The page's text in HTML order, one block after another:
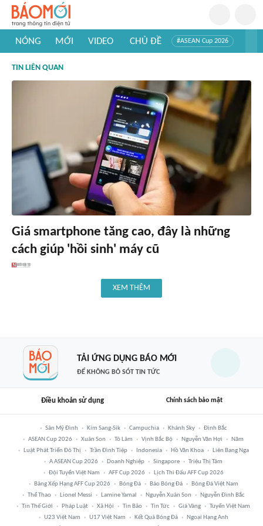
NÓNG MỚI VIDEO CHỦ ĐỀ #ASEAN Cup 2026
#Khám phá thế giới
TIN LIÊN QUAN
Giá smartphone tăng cao, đây là những
cách giúp 'hồi sinh' máy cũ
XEM THÊM
TẢI ỨNG DỤNG BÁO MỚI
ĐỂ KHÔNG BỎ SÓT TIN TỨC
Điều khoản sử dụng Chính sách bảo mật
Sân Mỹ Đình Kim Sang-Sik Campuchia Khánh Sky
Đình Bắc
ASEAN Cup 2026
Xuân Son Tô Lâm Vịnh Bắc Bộ Nguyễn Văn Hợi
Năm
Luật Phát Triển Đô Thị
Trần Đình Tiệp Indonesia Hồ Văn Khoa
Liên Bang Nga
A ASEAN Cup 2026
Doanh Nghiệp Singapore
Triệu Thị Tâm
Đội Tuyển Việt Nam
AFF Cup 2026
Lịch Thi Đấu AFF Cup 2026
Bảng Xếp Hạng AFF Cup 2026
Bóng Đá Báo Bóng Đá
Bóng Đá Việt Nam
Thể Thao
Lionel Messi Lamine Yamal Nguyễn Xuân Son
Nguyễn Đình Bắc
Tin Thế Giới
Pháp Luật Xã Hội Tin Bão Tin Tức Giá Vàng
Tuyển Việt Nam
U23 Việt Nam
U17 Việt Nam Kết Quả Bóng Đá
Ngoại Hạng Anh